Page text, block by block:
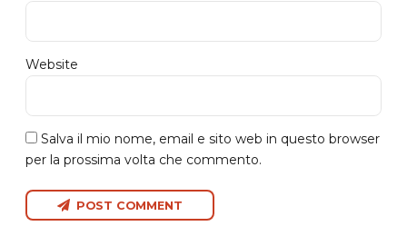
Website
Salva il mio nome, email e sito web in questo browser
per la prossima volta che commento.
POST COMMENT